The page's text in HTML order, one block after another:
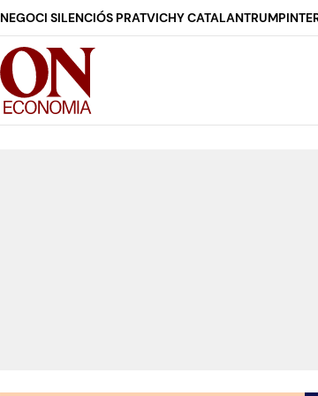
NEGOCI SILENCIÓS PRATVICHY CATALANTRUMP